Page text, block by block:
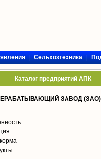
|Сельхозтехника|
Каталог предприятий АПК
ЗАВОД (ЗАО)